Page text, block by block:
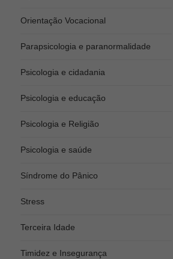
Orientação Vocacional
Parapsicologia e paranormalidade
Psicologia e cidadania
Psicologia e educação
Psicologia e Religião
Psicologia e saúde
Síndrome do Pânico
Stress
Terceira Idade
Timidez e Insegurança